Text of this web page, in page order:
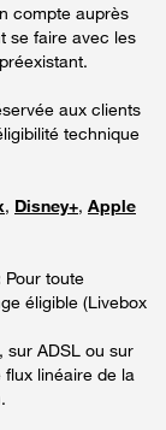
compte auprès
se faire avec les
aux clients
technique
, Disney+, Apple
Pour toute
éligible (Livebox
sur ADSL ou sur
linéaire de la